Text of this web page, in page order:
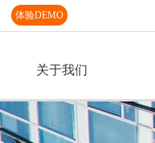
体验DEMO
关于我们